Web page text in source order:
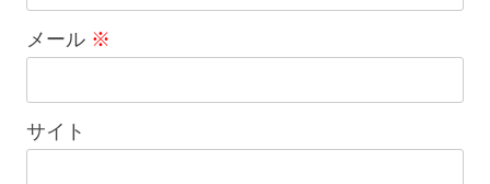
メール ※
サイト